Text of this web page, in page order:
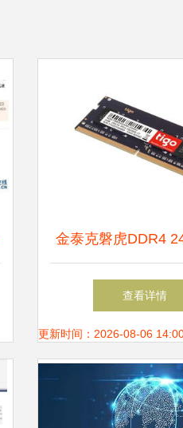
金泰克磐虎DDR4
笔记本内存 硬件研
分析
查看详情
更新时间：2026-08-06